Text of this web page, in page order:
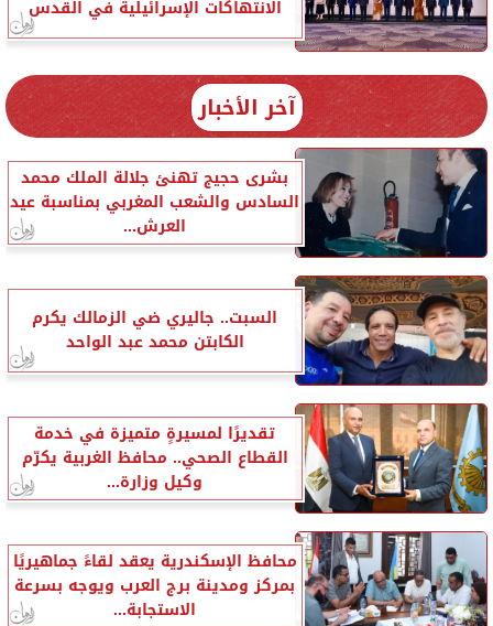
الانتهاكات الإسرائيلية في القدس
آخر الأخبار
بشرى حجيج تهنئ جلالة الملك محمد
السادس والشعب المغربي بمناسبة عيد
العرش...
السبت.. جاليري ضي الزمالك يكرم
الكابتن محمد عبد الواحد
تقديرًا لمسيرةٍ متميزة في خدمة
القطاع الصحي.. محافظ الغربية يكرّم
وكيل وزارة...
محافظ الإسكندرية يعقد لقاءً جماهيريًا
بمركز ومدينة برج العرب ويوجه بسرعة
الاستجابة...